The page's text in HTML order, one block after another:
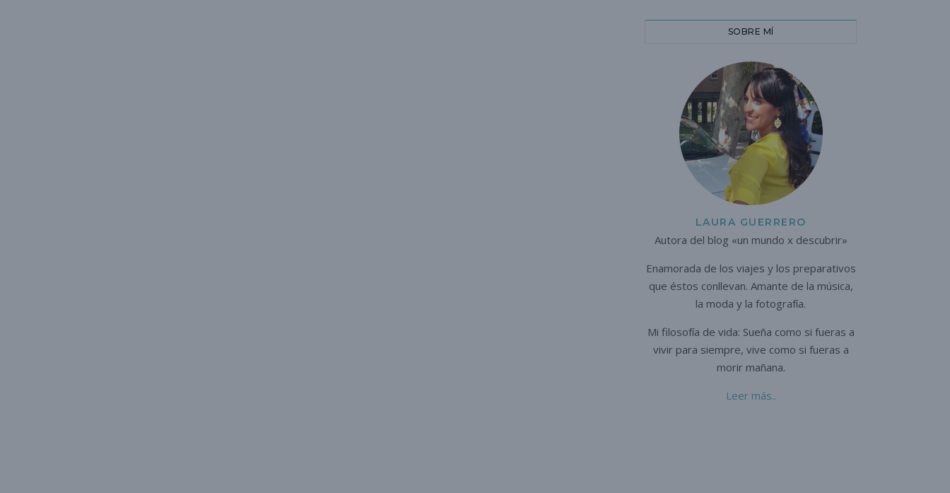
SOBRE MÍ
LAURA GUERRERO
Autora del blog «un mundo x descubrir»
Enamorada de los viajes y los preparativos
que éstos conllevan. Amante de la música,
la moda y la fotografía.
Mi filosofía de vida: Sueña como si fueras a
vivir para siempre, vive como si fueras a
morir mañana.
Leer más..